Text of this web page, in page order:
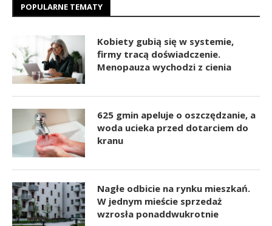
POPULARNE TEMATY
Kobiety gubią się w systemie,
firmy tracą doświadczenie.
Menopauza wychodzi z cienia
625 gmin apeluje o oszczędzanie, a
woda ucieka przed dotarciem do
kranu
Nagłe odbicie na rynku mieszkań.
W jednym mieście sprzedaż
wzrosła ponaddwukrotnie